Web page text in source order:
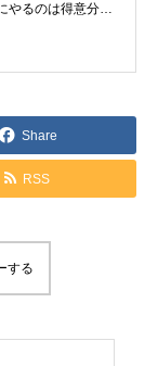
やるのは得意分
ッションと格闘
Share
RSS
する